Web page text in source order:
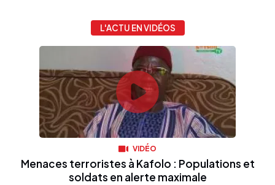
L'ACTU EN VIDÉOS
VIDÉO
Menaces terroristes à Kafolo : Populations et
soldats en alerte maximale